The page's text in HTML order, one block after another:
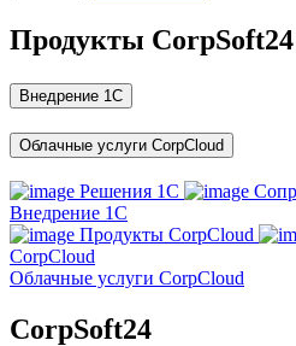
Продукты CorpSoft24
Внедрение 1С
Облачные услуги CorpCloud
Решения 1С
Внедрение 1С
Продукты CorpCloud
CorpCloud
Облачные услуги CorpCloud
CorpSoft24